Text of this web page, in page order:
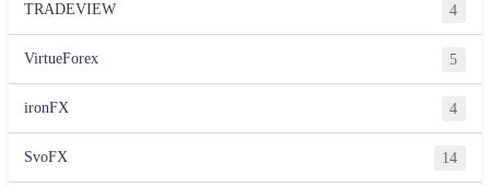
TRADEVIEW 4
VirtueForex 5
ironFX 4
SvoFX 14